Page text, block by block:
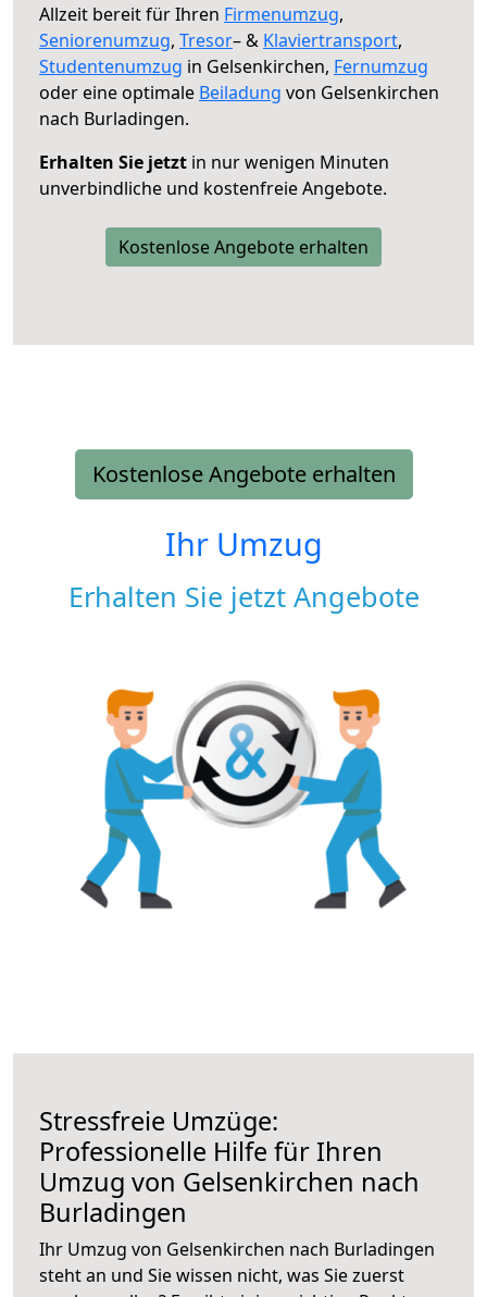
Allzeit bereit für Ihren Firmenumzug,
Seniorenumzug, Tresor– & Klaviertransport,
Studentenumzug in Gelsenkirchen, Fernumzug
oder eine optimale Beiladung von Gelsenkirchen
nach Burladingen.
Erhalten Sie jetzt in nur wenigen Minuten
unverbindliche und kostenfreie Angebote.
Kostenlose Angebote erhalten
Kostenlose Angebote erhalten
Ihr Umzug
Erhalten Sie jetzt Angebote
Stressfreie Umzüge:
Professionelle Hilfe für Ihren
Umzug von Gelsenkirchen nach
Burladingen
Ihr Umzug von Gelsenkirchen nach Burladingen
steht an und Sie wissen nicht, was Sie zuerst